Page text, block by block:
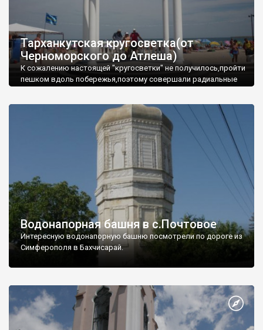
Тарханкутская кругосветка(от
Черноморского до Атлеша)
К сожалению настоящей "кругосветки" не получилось,пройти
пешком вдоль побережья,поэтому совершали радиальные
Водонапорная башня в с.Почтовое
Интересную водонапорную башню посмотрели по дороге из
Симферополя в Бахчисарай.